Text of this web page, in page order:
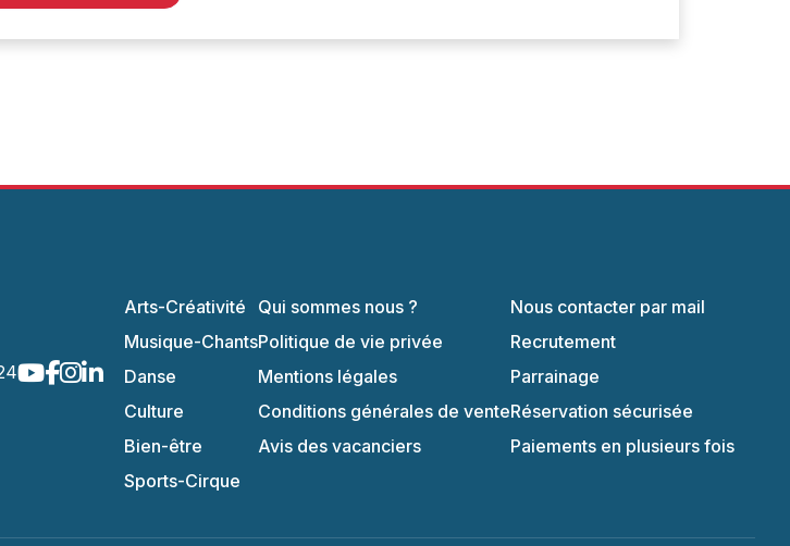
Arts-Créativité
Musique-Chants
Danse
Culture
Bien-être
Sports-Cirque
Qui sommes nous ?
Politique de vie privée
Mentions légales
Conditions générales de vente
Avis des vacanciers
Nous contacter par mail
Recrutement
Parrainage
Réservation sécurisée
Paiements en plusieurs fois